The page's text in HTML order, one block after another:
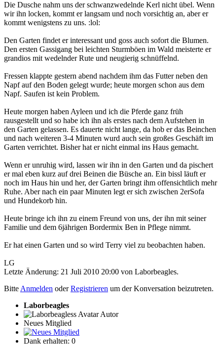
Die Dusche nahm uns der schwanzwedelnde Kerl nicht übel. Wenn
wir ihn locken, kommt er langsam und noch vorsichtig an, aber er
kommt wenigstens zu uns. :lol:
Den Garten findet er interessant und goss auch sofort die Blumen.
Den ersten Gassigang bei leichten Sturmböen im Wald meisterte er
grandios mit wedelnder Rute und neugierig schnüffelnd.
Fressen klappte gestern abend nachdem ihm das Futter neben den
Napf auf den Boden gelegt wurde; heute morgen schon aus dem
Napf. Saufen ist kein Problem.
Heute morgen haben Ayleen und ich die Pferde ganz früh
rausgestellt und so habe ich ihn als erstes nach dem Aufstehen in
den Garten gelassen. Es dauerte nicht lange, da hob er das Beinchen
und nach weiteren 3-4 Minuten wurd auch sein großes Geschäft im
Garten verrichtet. Bisher hat er nicht einmal ins Haus gemacht.
Wenn er unruhig wird, lassen wir ihn in den Garten und da pischert
er mal eben kurz auf drei Beinen die Büsche an. Ein bissl läuft er
noch im Haus hin und her, der Garten bringt ihm offensichtlich mehr
Ruhe. Aber nach ein paar Minuten legt er sich zwischen 2erSofa
und Hundekorb hin.
Heute bringe ich ihn zu einem Freund von uns, der ihn mit seiner
Familie und dem 6jährigen Bordermix Ben in Pflege nimmt.
Er hat einen Garten und so wird Terry viel zu beobachten haben.
LG
Letzte Änderung: 21 Juli 2010 20:00 von Laborbeagles.
BitteAnmelden oderRegistrieren um der Konversation beizutreten.
Laborbeagles
Autor
Neues Mitglied
Dank erhalten: 0